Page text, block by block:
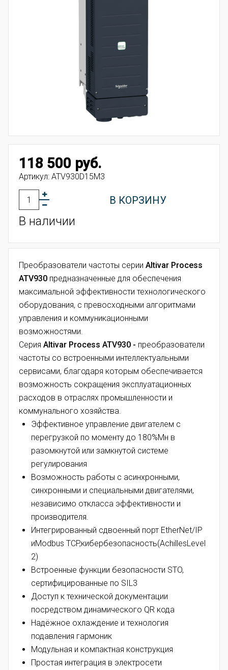
118 500 руб.
Артикул: ATV930D15M3
В КОРЗИНУ
В наличии
Преобразователи частоты серии Altivar Process
ATV930 предназначенные для обеспечения
максимальной эффективности технологического
оборудования, с превосходными алгоритмами
управления и коммуникационными
возможностями.
Серия Altivar Process ATV930 - преобразователи
частоты со встроенными интеллектуальными
сервисами, благодаря которым обеспечивается
возможность сокращения эксплуатационных
расходов в отраслях промышленности и
коммунального хозяйства.
Эффективное управление двигателем с
перегрузкой по моменту до 180%Мн в
разомкнутой или замкнутой системе
регулирования
Возможность работы с асинхронными,
синхронными и специальными двигателями,
независимо откласса эффективности и
производителя.
Интегрированный сдвоенный порт EtherNet/IP
иModbus TCP,кибербезопасность(AchillesLevel
2)
Встроенные функции безопасности STO,
сертифицированные по SIL3
Доступ к технической документации
посредством динамического QR кода
Надёжное охлаждение и технология
подавления гармоник
Модульная и компактная конструкция
Простая интеграция в электросети